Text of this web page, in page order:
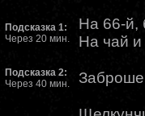
Подсказка 1:
Через 20 мин.
На 66-й,
На чай и
Подсказка 2:
Через 40 мин.